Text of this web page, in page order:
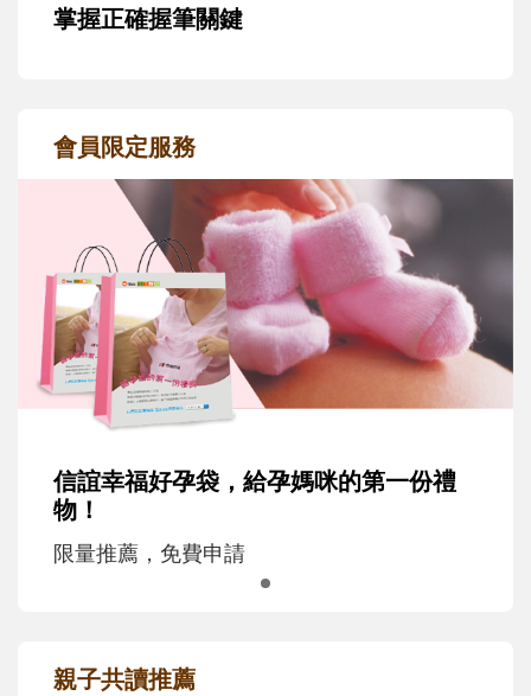
掌握正確握筆關鍵
會員限定服務
信誼幸福好孕袋，給孕媽咪的第一份禮
物！
限量推薦，免費申請
親子共讀推薦